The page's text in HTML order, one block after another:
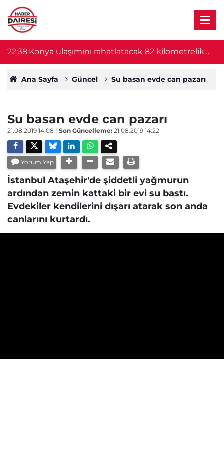
22:38 Konya ulaşımını rahatlatacak 82 kilometrelik
proje başlıyor! Bakan Uraloğlu duyurdu
Ana Sayfa Güncel Su basan evde can pazarı
Su basan evde can pazarı
21.08.2019 14:08 | Son Güncelleme: 21.08.2019 14:22
Yorum Yap
İstanbul Ataşehir'de şiddetli yağmurun
ardından zemin kattaki bir evi su bastı.
Evdekiler kendilerini dışarı atarak son anda
canlarını kurtardı.